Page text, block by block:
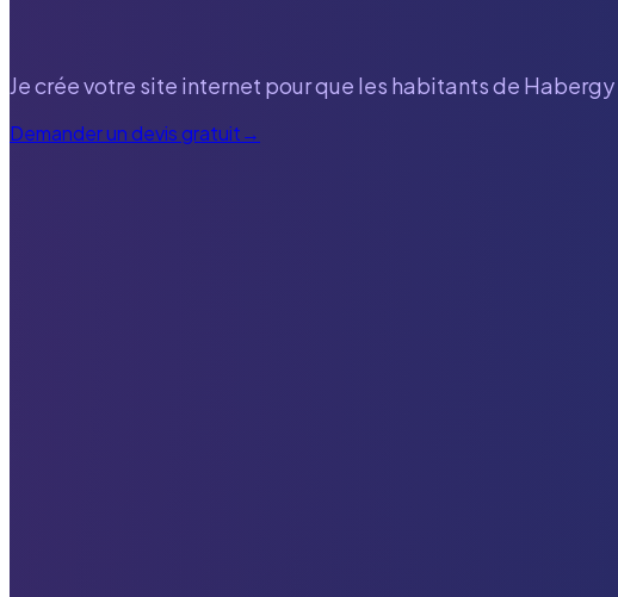
Je crée votre site internet pour que les habitants de Habergy
Demander un devis gratuit→